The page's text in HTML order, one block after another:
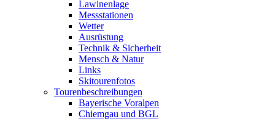
Lawinenlage
Messstationen
Wetter
Ausrüstung
Technik & Sicherheit
Mensch & Natur
Links
Skitourenfotos
Tourenbeschreibungen
Bayerische Voralpen
Chiemgau und BGL